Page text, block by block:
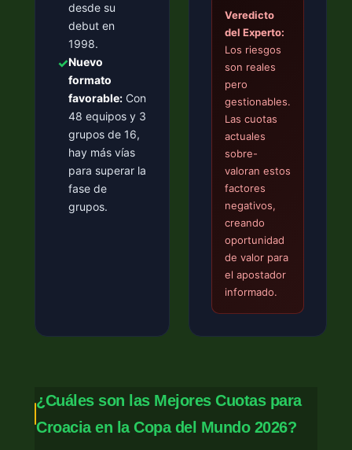
desde su
debut en
1998.
✓Nuevo
formato
favorable: Con
48 equipos y 3
grupos de 16,
hay más vías
para superar la
fase de
grupos.
Veredicto
del Experto:
Los riesgos
son reales
pero
gestionables.
Las cuotas
actuales
sobre-
valoran estos
factores
negativos,
creando
oportunidad
de valor para
el apostador
informado.
¿Cuáles son las Mejores Cuotas para
Croacia en la Copa del Mundo 2026?